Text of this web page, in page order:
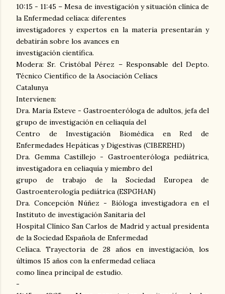
10:15 - 11:45 – Mesa de investigación y situación clínica de
la Enfermedad celíaca: diferentes
investigadores y expertos en la materia presentarán y
debatirán sobre los avances en
investigación científica.
Modera: Sr. Cristóbal Pérez – Responsable del Depto.
Técnico Científico de la Asociación Celíacs
Catalunya
Intervienen:
Dra. Maria Esteve - Gastroenteróloga de adultos, jefa del
grupo de investigación en celiaquía del
Centro de Investigación Biomédica en Red de
Enfermedades Hepáticas y Digestivas (CIBEREHD)
Dra. Gemma Castillejo - Gastroenteróloga pediátrica,
investigadora en celiaquía y miembro del
grupo de trabajo de la Sociedad Europea de
Gastroenterología pediátrica (ESPGHAN)
Dra. Concepción Núñez - Bióloga investigadora en el
Instituto de investigación Sanitaria del
Hospital Clínico San Carlos de Madrid y actual presidenta
de la Sociedad Española de Enfermedad
Celíaca. Trayectoria de 28 años en investigación, los
últimos 15 años con la enfermedad celíaca
como línea principal de estudio.
-